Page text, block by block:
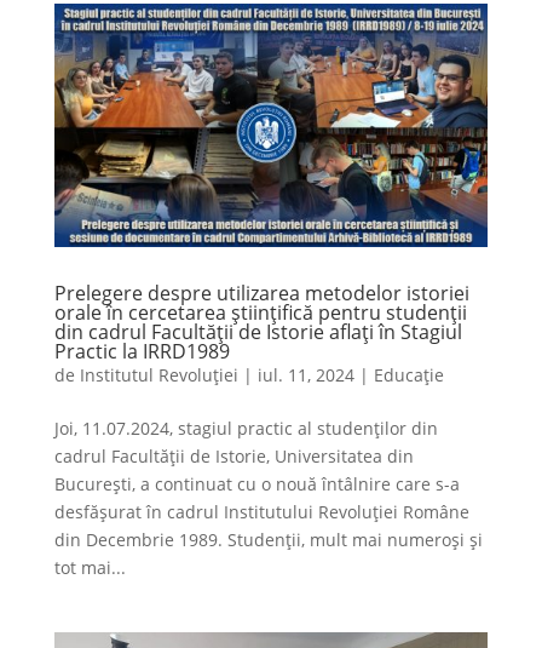
Prelegere despre utilizarea metodelor istoriei
orale în cercetarea științifică pentru studenții
din cadrul Facultății de Istorie aflați în Stagiul
Practic la IRRD1989
de Institutul Revoluției | iul. 11, 2024| Educație
Joi, 11.07.2024, stagiul practic al studenților din
cadrul Facultății de Istorie, Universitatea din
București, a continuat cu o nouă întâlnire care s-a
desfășurat în cadrul Institutului Revoluției Române
din Decembrie 1989. Studenții, mult mai numeroși și
tot mai...